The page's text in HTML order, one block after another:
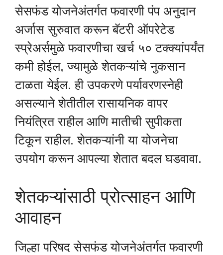
सेसफंड योजनेअंतर्गत फवारणी पंप अनुदान
अर्जास सुरुवात करून बॅटरी ऑपरेटेड
स्प्रेअर्समुळे फवारणीचा खर्च ५० टक्क्यांपर्यंत
कमी होईल, ज्यामुळे शेतकऱ्यांचे नुकसान
टाळता येईल. ही उपकरणे पर्यावरणस्नेही
असल्याने शेतीतील रासायनिक वापर
नियंत्रित राहील आणि मातीची सुपीकता
टिकून राहील. शेतकऱ्यांनी या योजनेचा
उपयोग करून आपल्या शेतात बदल घडवावा.
शेतकऱ्यांसाठी प्रोत्साहन आणि
आवाहन
जिल्हा परिषद सेसफंड योजनेअंतर्गत फवारणी